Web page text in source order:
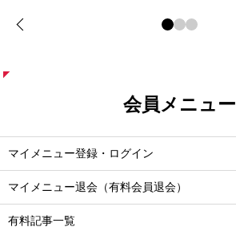
会員メニュー
マイメニュー登録・ログイン
マイメニュー退会（有料会員退会）
有料記事一覧